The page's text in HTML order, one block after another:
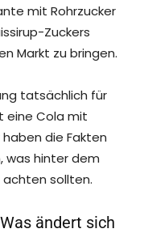
mit Rohrzucker
Zuckers
Markt zu bringen.
tatsächlich für
eine Cola mit
haben die Fakten
was hinter dem
sollten.
ändert sich